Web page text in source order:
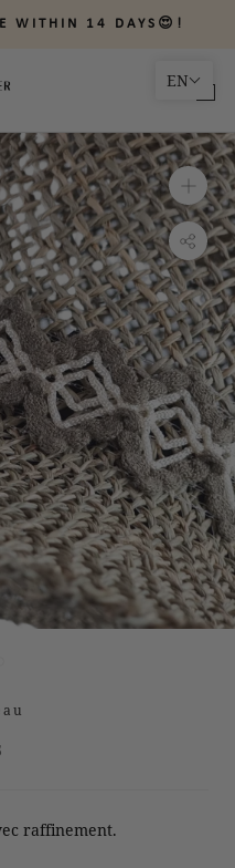
WITHIN 14 DAYS😍!
raffinement.
EN